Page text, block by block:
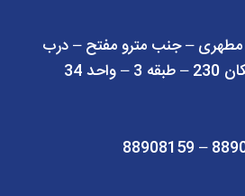
مطهری – جنب مترو مفتح – درب
34